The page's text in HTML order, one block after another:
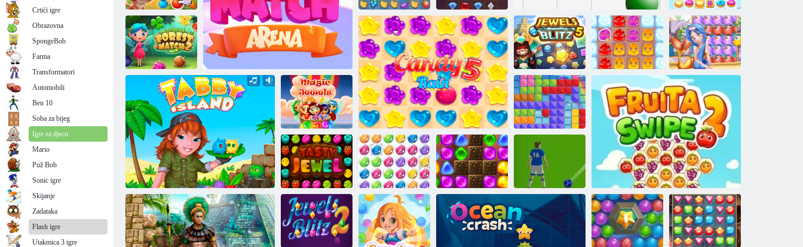
Zlatna groznica: Treasure Hunter Party na bazenu
Linije 98
Ukusne priče
Arena Boom
Voćna drobljenje
Legenda o
draguljima
Cookie Crush 2
Kiša bombona 5
Šumska
utakmica 2
Dragulji Blitz 5 Puding zemlja 2 Morska strana
Čarobni dragulji Gume blokova
Ukusni dragulji
Mjehurići
dragulja 3
Povratak u
Candyland 2
Nogomet
mjehurići
Crtići igre
Obrazovna
SpongeBob
Farma
Transformatori
Automobili
Ben 10
Soba za bijeg
Igre za djecu
Mario
Puž Bob
Sonic igre
Skijanje
Zadataka
Flash igre
Utakmica 3 igre